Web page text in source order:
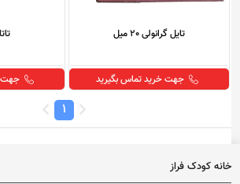
تایل گرانولی 20 میل
جهت خرید تماس بگیرید جهت
1
خانه کودک فراز